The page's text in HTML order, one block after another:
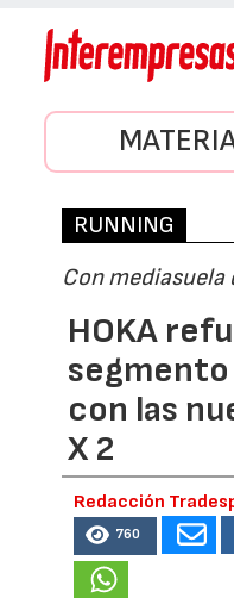
RUNNING
Con mediasuela
HOKA
con las
X 2
Redacción
760